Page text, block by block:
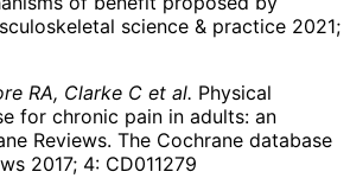
science & practice 2021;
RA, Clarke C et al. Physical
for chronic pain in adults: an
Reviews. The Cochrane database
2017; 4: CD011279